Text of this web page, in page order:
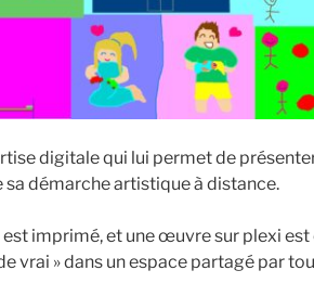
digitale qui lui permet de
démarche artistique à distance.
imprimé, et une œuvre sur plexi est
vrai » dans un espace partagé par